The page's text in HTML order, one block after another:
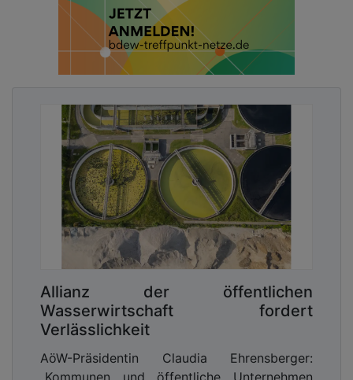
Allianz der öffentlichen
Wasserwirtschaft fordert
Verlässlichkeit
AöW-Präsidentin Claudia Ehrensberger: